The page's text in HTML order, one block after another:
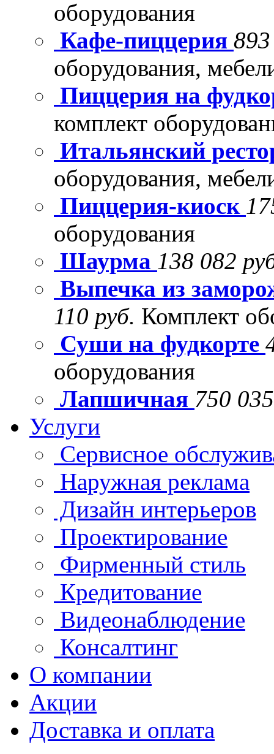
оборудования
Кафе-пиццерия
оборудования,
Пиццерия на
комплект
Итальянский
оборудования,
Пиццерия-киоск
оборудования
Шаурма 138 082
Выпечка из
110 руб. Комплект
Суши на фудкорте
оборудования
Лапшичная 750
Услуги
Сервисное
Наружная реклама
Дизайн интерьеров
Проектирование
Фирменный стиль
Кредитование
Видеонаблюдение
Консалтинг
О компании
Акции
Доставка и оплата